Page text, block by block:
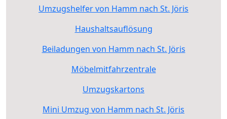
Umzugshelfer von Hamm nach St. Jöris
Haushaltsauflösung
Beiladungen von Hamm nach St. Jöris
Möbelmitfahrzentrale
Umzugskartons
Mini Umzug von Hamm nach St. Jöris